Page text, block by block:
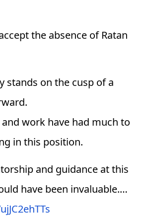
the absence of Ratan
stands on the cusp of a
and work have had much to
in this position.
and guidance at this
have been invaluable.…